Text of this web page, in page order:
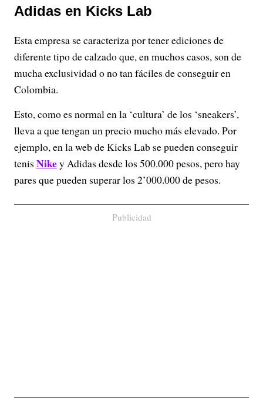
Adidas en Kicks Lab
Esta empresa se caracteriza por tener ediciones de
diferente tipo de calzado que, en muchos casos, son de
mucha exclusividad o no tan fáciles de conseguir en
Colombia.
Esto, como es normal en la ‘cultura’ de los ‘sneakers’,
lleva a que tengan un precio mucho más elevado. Por
ejemplo, en la web de Kicks Lab se pueden conseguir
tenis Nikey Adidas desde los 500.000 pesos, pero hay
pares que pueden superar los 2’000.000 de pesos.
Publicidad